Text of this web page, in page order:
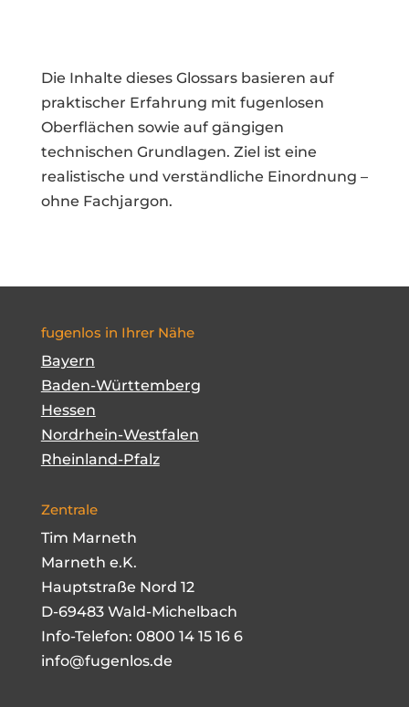
Die Inhalte dieses Glossars basieren auf
praktischer Erfahrung mit fugenlosen
Oberflächen sowie auf gängigen
technischen Grundlagen. Ziel ist eine
realistische und verständliche Einordnung –
ohne Fachjargon.
fugenlos in Ihrer Nähe
Bayern
Baden-Württemberg
Hessen
Nordrhein-Westfalen
Rheinland-Pfalz
Zentrale
Tim Marneth
Marneth e.K.
Hauptstraße Nord 12
D-69483 Wald-Michelbach
Info-Telefon: 0800 14 15 16 6
info@fugenlos.de